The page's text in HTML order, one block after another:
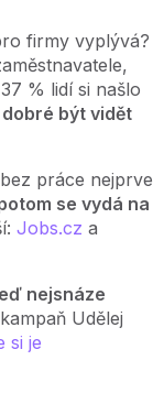
firmy vyplývá?
% lidí si našlo
být vidět
práce nejprve
se vydá na
Jobs.cz a
nejsnáze
Udělej
si je